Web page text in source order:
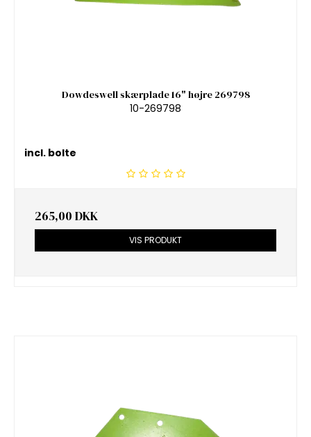
Dowdeswell skærplade 16" højre 269798
10-269798
incl. bolte
265,00 DKK
VIS PRODUKT